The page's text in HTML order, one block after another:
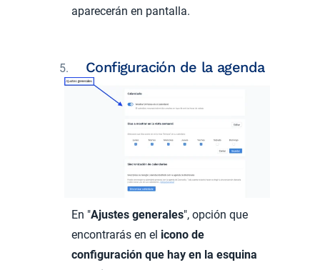
aparecerán en pantalla.
Configuración de la agenda
En "Ajustes generales", opción que
encontrarás en el icono de
configuración que hay en la esquina